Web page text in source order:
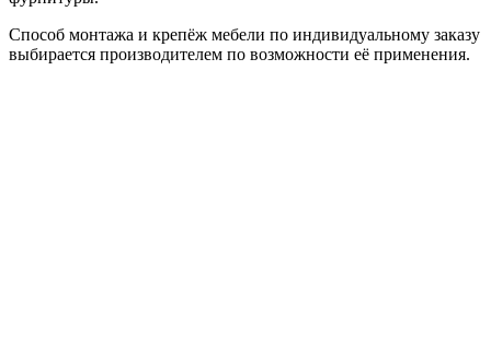
Способ монтажа и крепёж мебели по индивидуальному заказу
выбирается производителем по возможности её применения.